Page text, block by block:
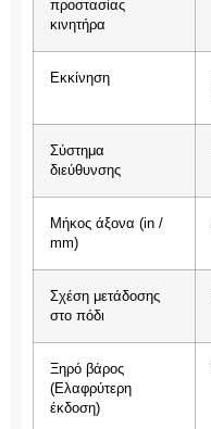
προστασίας
κινητήρα
Eκκίνηση
Σύστημα
διεύθυνσης
Μήκος άξονα (in /
mm)
Σχέση μετάδοσης
στο πόδι
Ξηρό βάρος
(Ελαφρύτερη
έκδοση)